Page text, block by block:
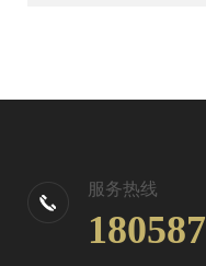
服务热线